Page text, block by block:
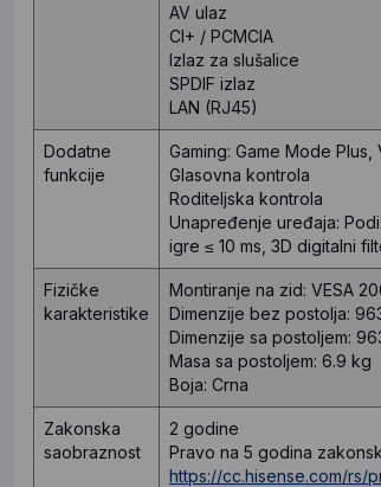
AV ulaz
CI+ / PCMCIA
Izlaz za slušalice
SPDIF izlaz
LAN (RJ45)
Dodatne
funkcije
Gaming: Game Mode Plus,
Glasovna kontrola
Roditeljska kontrola
Unapređenje uređaja:
igre ≤ 10 ms, 3D digitalni
Fizičke
karakteristike
Montiranje na zid: VESA
Dimenzije bez postolja:
Dimenzije sa postoljem:
Masa sa postoljem: 6.9 kg
Boja: Crna
Zakonska
saobraznost
2 godine
Pravo na 5 godina
https://cc.hisense.com/rs/